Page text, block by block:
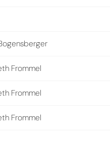
Frommel
Frommel
Frommel